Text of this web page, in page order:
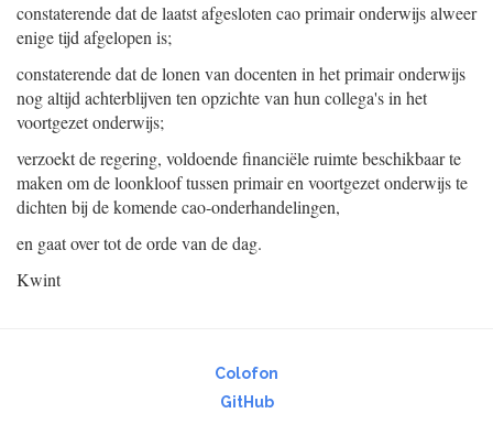
constaterende dat de laatst afgesloten cao primair onderwijs alweer
enige tijd afgelopen is;
constaterende dat de lonen van docenten in het primair onderwijs
nog altijd achterblijven ten opzichte van hun collega's in het
voortgezet onderwijs;
verzoekt de regering, voldoende financiële ruimte beschikbaar te
maken om de loonkloof tussen primair en voortgezet onderwijs te
dichten bij de komende cao-onderhandelingen,
en gaat over tot de orde van de dag.
Kwint
Colofon
GitHub